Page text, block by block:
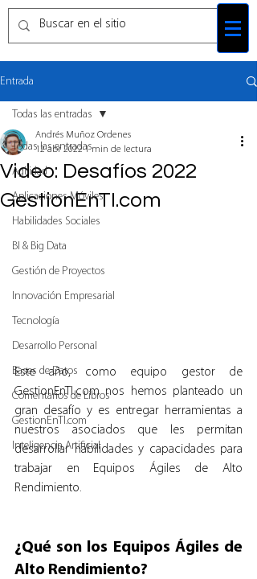
Entrada
Todas las entradas
Agilidad
Aplicaciones Móviles
Habilidades Sociales
BI & Big Data
Gestión de Proyectos
Innovación Empresarial
Tecnología
Desarrollo Personal
Bases de Datos
Comentarios de Libros
GestionEnTI.com
Inteligencia Artificial
Todas las entradas
Video: Desafíos 2022
GestionEnTI.com
Andrés Muñoz Ordenes
12 abr 2022 1 min de lectura
Este año, como equipo gestor de
GestionEnTI.com nos hemos planteado un
gran desafío y es entregar herramientas a
nuestros asociados que les permitan
desarrollar habilidades y capacidades para
trabajar en Equipos Ágiles de Alto
Rendimiento.
¿Qué son los Equipos Ágiles de
Alto Rendimiento?